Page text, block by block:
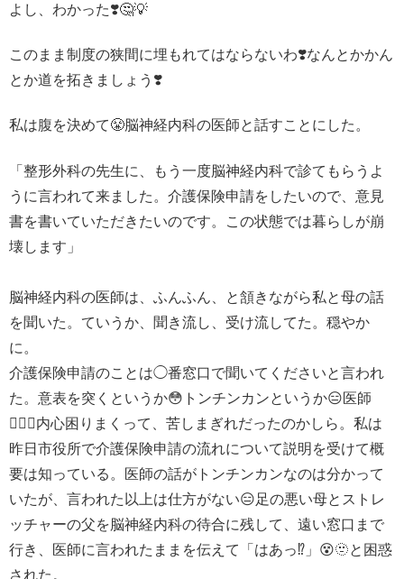
よし、わかった❣️🤔💡
このまま制度の狭間に埋もれてはならないわ❣️なんとかかん
とか道を拓きましょう❣️
私は腹を決めて😤脳神経内科の医師と話すことにした。
「整形外科の先生に、もう一度脳神経内科で診てもらうよ
うに言われて来ました。介護保険申請をしたいので、意見
書を書いていただきたいのです。この状態では暮らしが崩
壊します」
脳神経内科の医師は、ふんふん、と頷きながら私と母の話
を聞いた。ていうか、聞き流し、受け流してた。穏やか
に。
介護保険申請のことは◯番窓口で聞いてくださいと言われ
た。意表を突くというか😳トンチンカンというか😑医師
🧑🏻‍⚕️内心困りまくって、苦しまぎれだったのかしら。私は
昨日市役所で介護保険申請の流れについて説明を受けて概
要は知っている。医師の話がトンチンカンなのは分かって
いたが、言われた以上は仕方がない😑足の悪い母とストレ
ッチャーの父を脳神経内科の待合に残して、遠い窓口まで
行き、医師に言われたままを伝えて「はあっ⁉️」😵🫥と困惑
された。